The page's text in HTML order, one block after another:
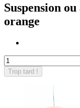
Suspension
orange
Trop tard !